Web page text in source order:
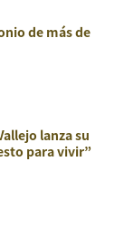
de más de
lanza su
para vivir”